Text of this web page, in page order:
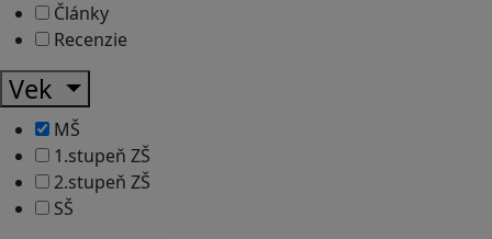
Články
Recenzie
Vek
MŠ
1.stupeň ZŠ
2.stupeň ZŠ
SŠ